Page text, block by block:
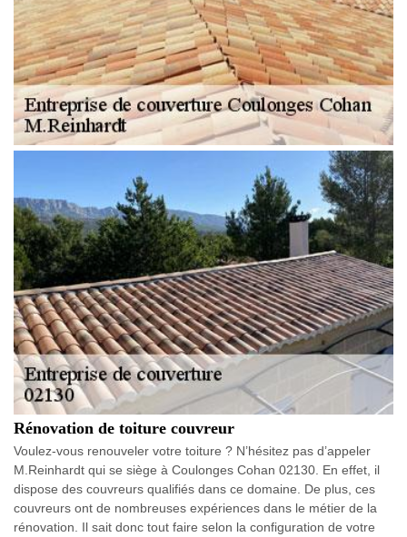
Rénovation de toiture couvreur
Voulez-vous renouveler votre toiture ? N’hésitez pas d’appeler
M.Reinhardt qui se siège à Coulonges Cohan 02130. En effet, il
dispose des couvreurs qualifiés dans ce domaine. De plus, ces
couvreurs ont de nombreuses expériences dans le métier de la
rénovation. Il sait donc tout faire selon la configuration de votre